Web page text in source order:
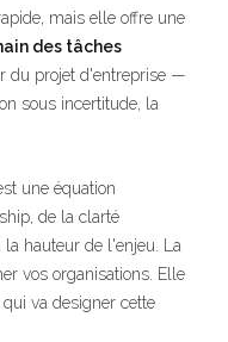
mais elle offre une
des tâches
du projet d'entreprise —
sous incertitude, la
une équation
de la clarté
hauteur de l'enjeu. La
vos organisations. Elle
va designer cette